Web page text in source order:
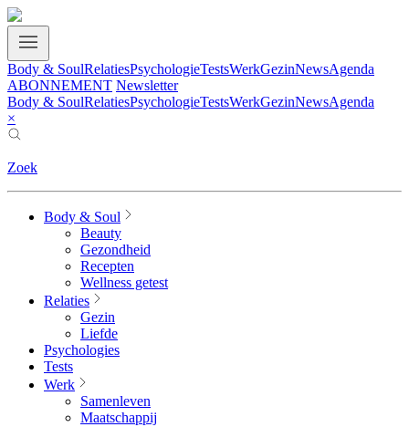
Body & SoulRelatiesPsychologieTestsWerkGezinNewsAgenda
ABONNEMENT Newsletter
Body & SoulRelatiesPsychologieTestsWerkGezinNewsAgenda
×
Zoek
Body & Soul
Beauty
Gezondheid
Recepten
Wellness getest
Relaties
Gezin
Liefde
Psychologies
Tests
Werk
Samenleven
Maatschappij